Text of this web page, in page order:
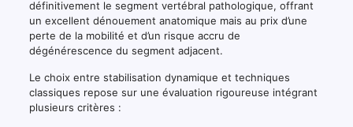
définitivement le segment vertébral pathologique, offrant
un excellent dénouement anatomique mais au prix d’une
perte de la mobilité et d’un risque accru de
dégénérescence du segment adjacent.
Le choix entre stabilisation dynamique et techniques
classiques repose sur une évaluation rigoureuse intégrant
plusieurs critères :